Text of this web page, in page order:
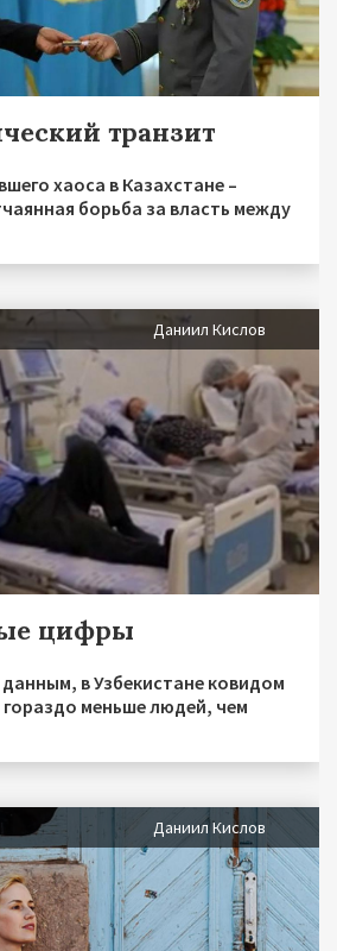
транзит
хаоса в Казахстане –
борьба за власть между
Даниил Кислов
цифры
в Узбекистане ковидом
гораздо меньше людей, чем
Даниил Кислов